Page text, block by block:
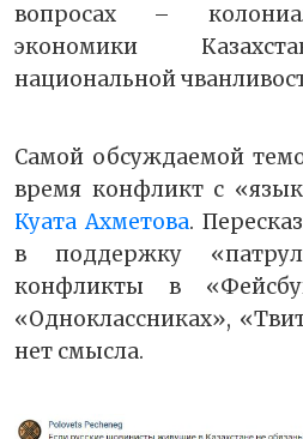
вопросах –
экономики
национальной
Самой обсуждаемой
время конфликт с
Куата Ахметова.
в поддержку
конфликты в
«Одноклассниках»,
нет смысла.